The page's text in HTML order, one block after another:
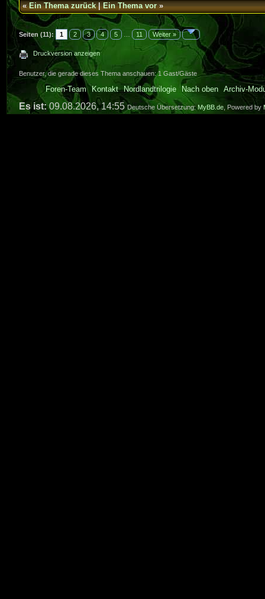
«Ein Thema zurück|Ein Thema vor»
Seiten (11): 1 2 3 4 5 … 11 Weiter »
Druckversion anzeigen
Benutzer, die gerade dieses Thema anschauen: 1 Gast/Gäste
Foren-Team Kontakt Nordlandtrilogie Nach oben Archiv-
Es ist:09.08.2026, 14:55 Deutsche Übersetzung:MyBB.de , Powered by